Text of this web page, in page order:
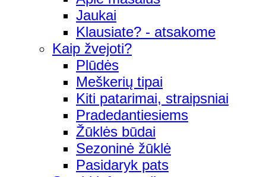
Jaukai
Klausiate? - atsakome
Kaip žvejoti?
Plūdės
Meškerių tipai
Kiti patarimai, straipsniai
Pradedantiesiems
Žūklės būdai
Sezoninė žūklė
Pasidaryk pats